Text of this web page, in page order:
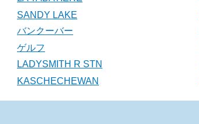
SANDY LAKE
バンクーバー
ゲルフ
LADYSMITH R STN
KASCHECHEWAN